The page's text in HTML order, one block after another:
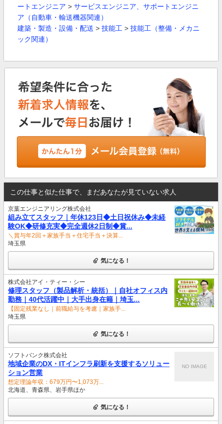
ートエンジニア > サービスエンジニア、サポートエンジニ
ア（自動車・輸送機器関連）
建築・製造・設備・配送 > 技能工 > 技能工（整備・メカニ
ック関連）
この仕事と似た仕事で、まだあなたが見ていない求人
京葉エンジニアリング株式会社
組み立てスタッフ｜年休123日◆土日祝休み◆未経
験OK◆研修充実◆完全週休2日制◆賞...
＼賞与年2回＋家族手当＋住宅手当＋決算...
埼玉県
気になる！
株式会社アイ・ティー・シー
修理スタッフ（製品解析・統括）｜自社オフィス内
勤務｜40代活躍中｜大手出身在籍｜埼玉...
【固定残業なし｜前職給与を考慮｜家族手...
埼玉県
気になる！
ソフトバンク株式会社
地域企業のDX・ITインフラ刷新を支援するソリュー
ション営業
想定理論年収：679万円〜1,073万...
北海道、青森県、岩手県ほか
NO IMAGE
気になる！